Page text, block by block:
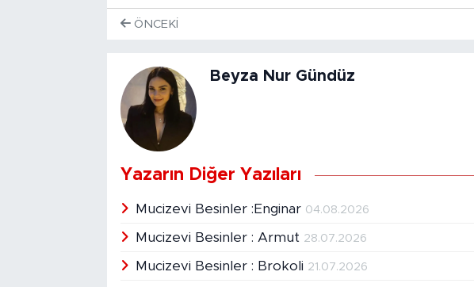
ÖNCEKI
Beyza Nur Gündüz
Yazarın Diğer Yazıları
Mucizevi Besinler :Enginar 04.08.2026
Mucizevi Besinler : Armut 28.07.2026
Mucizevi Besinler : Brokoli 21.07.2026